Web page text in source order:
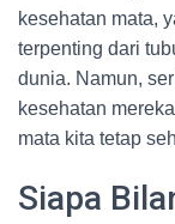
kesehatan mata,
terpenting dari
dunia. Namun,
kesehatan
mata kita tetap
Siapa